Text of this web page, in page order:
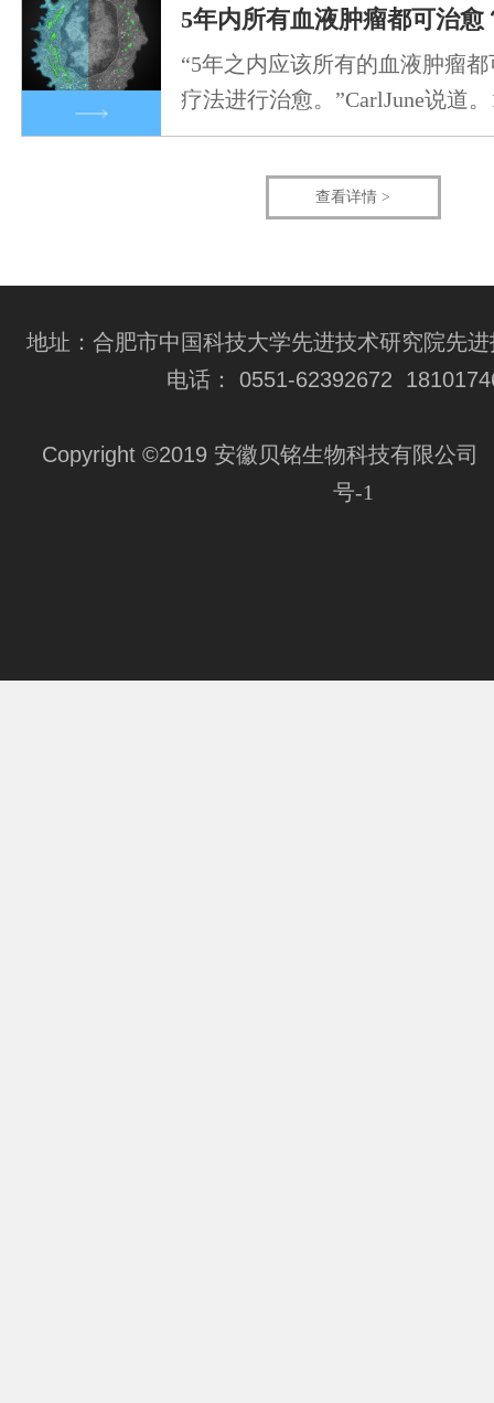
“5年之内应该所有的血液肿瘤
疗法进行治愈。”CarlJune说道
查看详情 >
地址：合肥市中国科技大学先进技术研究院先
电话： 0551-62392672
Copyright ©2019 安徽贝铭生物科技有限公司
号-1